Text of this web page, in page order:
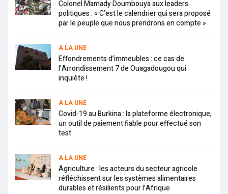
Colonel Mamady Doumbouya aux leaders
politiques : « C’est le calendrier qui sera proposé
par le peuple que nous prendrons en compte »
A LA UNE
Effondrements d’immeubles : ce cas de
l’Arrondissement 7 de Ouagadougou qui
inquiète !
A LA UNE
Covid-19 au Burkina : la plateforme électronique,
un outil de paiement fiable pour effectué son
test
A LA UNE
Agriculture : les acteurs du secteur agricole
réfléchissent sur les systèmes alimentaires
durables et résilients pour l’Afrique